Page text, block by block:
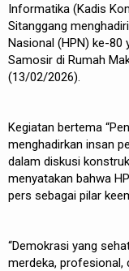
Informatika (Kadis
Sitanggang
Nasional (HPN) ke-80
Samosir di Rumah
(13/02/2026).
Kegiatan bertema
menghadirkan insan
dalam diskusi
menyatakan bahwa
pers sebagai pilar
“Demokrasi yang
merdeka, profesional,